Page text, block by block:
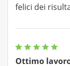
felici dei
Ottimo